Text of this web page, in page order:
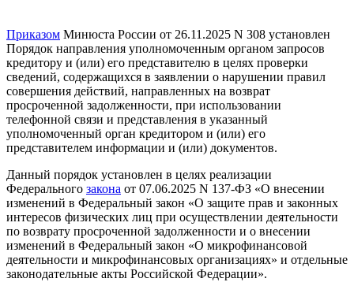
Приказом Минюста России от 26.11.2025 N 308 установлен
Порядок направления уполномоченным органом запросов
кредитору и (или) его представителю в целях проверки
сведений, содержащихся в заявлении о нарушении правил
совершения действий, направленных на возврат
просроченной задолженности, при использовании
телефонной связи и представления в указанный
уполномоченный орган кредитором и (или) его
представителем информации и (или) документов.
Данный порядок установлен в целях реализации
Федерального закона от 07.06.2025 N 137-ФЗ «О внесении
изменений в Федеральный закон «О защите прав и законных
интересов физических лиц при осуществлении деятельности
по возврату просроченной задолженности и о внесении
изменений в Федеральный закон «О микрофинансовой
деятельности и микрофинансовых организациях» и отдельные
законодательные акты Российской Федерации».